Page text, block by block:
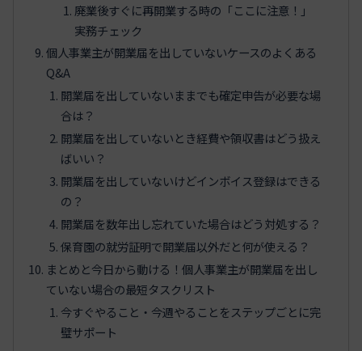
廃業後すぐに再開業する時の「ここに注意！」
実務チェック
個人事業主が開業届を出していないケースのよくある
Q&A
開業届を出していないままでも確定申告が必要な場
合は？
開業届を出していないとき経費や領収書はどう扱え
ばいい？
開業届を出していないけどインボイス登録はできる
の？
開業届を数年出し忘れていた場合はどう対処する？
保育園の就労証明で開業届以外だと何が使える？
まとめと今日から動ける！個人事業主が開業届を出し
ていない場合の最短タスクリスト
今すぐやること・今週やることをステップごとに完
璧サポート